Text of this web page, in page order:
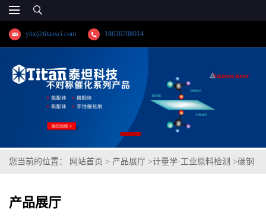
yhx@titansci.com 18616708014
您当前的位置： 网站首页 > 产品展厅 >计量学·工业原料检测 >碳钢
份:C/Si/Mn/P/S/Cr/Ni/Mo/V/Cu/Als/Sn/As/(Si)I)
产品展厅